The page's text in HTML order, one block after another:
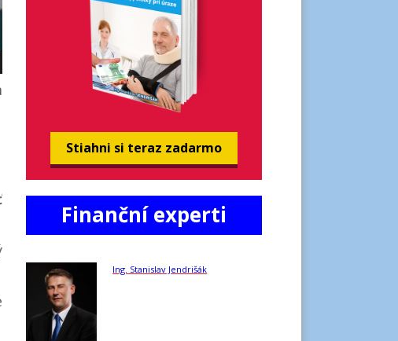
Stiahni si teraz zadarmo
Finanční experti
Ing. Stanislav Jendrišák